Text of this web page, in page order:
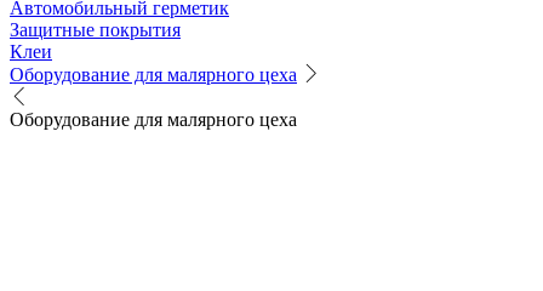
Автомобильный герметик
Защитные покрытия
Клеи
Оборудование для малярного цеха
Оборудование для малярного цеха